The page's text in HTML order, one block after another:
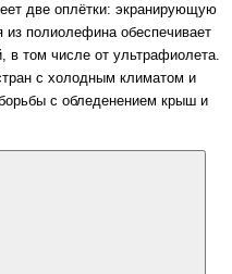
две оплётки: экранирующую
полиолефина обеспечивает
в том числе от ультрафиолета.
с холодным климатом и
с обледенением крыш и